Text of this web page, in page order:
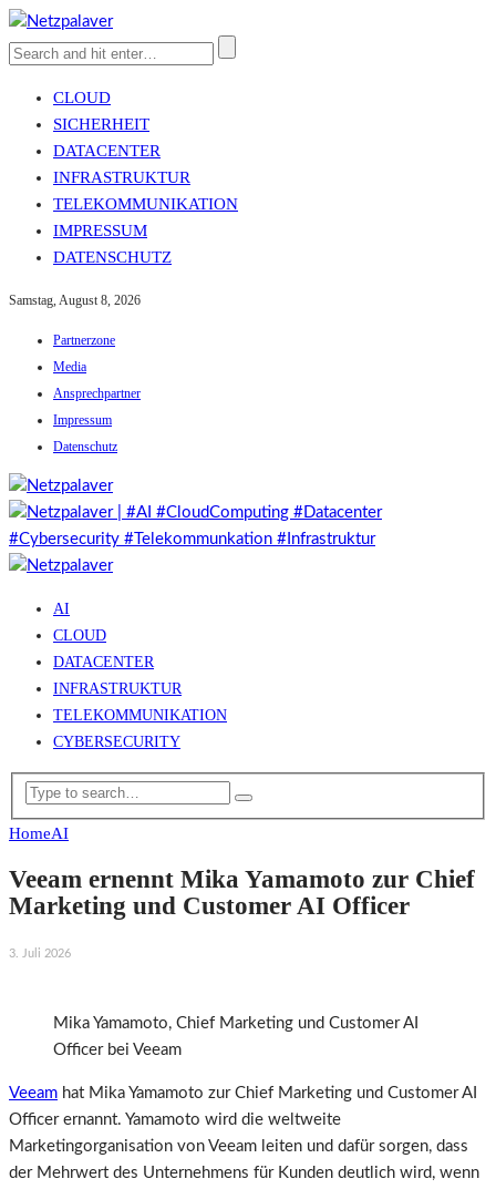
CLOUD
SICHERHEIT
DATACENTER
INFRASTRUKTUR
TELEKOMMUNIKATION
IMPRESSUM
DATENSCHUTZ
Samstag, August 8, 2026
Partnerzone
Media
Ansprechpartner
Impressum
Datenschutz
AI
CLOUD
DATACENTER
INFRASTRUKTUR
TELEKOMMUNIKATION
CYBERSECURITY
HomeAI
Veeam ernennt Mika Yamamoto zur Chief
Marketing und Customer AI Officer
3. Juli 2026
Mika Yamamoto, Chief Marketing und Customer AI
Officer bei Veeam
Veeam hat Mika Yamamoto zur Chief Marketing und Customer AI
Officer ernannt. Yamamoto wird die weltweite
Marketingorganisation von Veeam leiten und dafür sorgen, dass
der Mehrwert des Unternehmens für Kunden deutlich wird, wenn